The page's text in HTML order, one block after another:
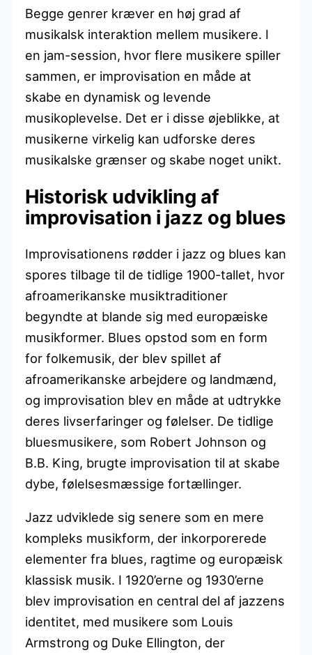
Begge genrer kræver en høj grad af
musikalsk interaktion mellem musikere. I
en jam-session, hvor flere musikere spiller
sammen, er improvisation en måde at
skabe en dynamisk og levende
musikoplevelse. Det er i disse øjeblikke, at
musikerne virkelig kan udforske deres
musikalske grænser og skabe noget unikt.
Historisk udvikling af
improvisation i jazz og blues
Improvisationens rødder i jazz og blues kan
spores tilbage til de tidlige 1900-tallet, hvor
afroamerikanske musiktraditioner
begyndte at blande sig med europæiske
musikformer. Blues opstod som en form
for folkemusik, der blev spillet af
afroamerikanske arbejdere og landmænd,
og improvisation blev en måde at udtrykke
deres livserfaringer og følelser. De tidlige
bluesmusikere, som Robert Johnson og
B.B. King, brugte improvisation til at skabe
dybe, følelsesmæssige fortællinger.
Jazz udviklede sig senere som en mere
kompleks musikform, der inkorporerede
elementer fra blues, ragtime og europæisk
klassisk musik. I 1920’erne og 1930’erne
blev improvisation en central del af jazzens
identitet, med musikere som Louis
Armstrong og Duke Ellington, der